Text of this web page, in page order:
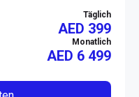
Täglich
AED 399
Monatlich
AED 6 499